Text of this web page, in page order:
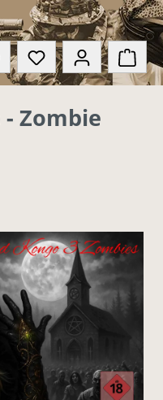
Du hast 0
- Zombie